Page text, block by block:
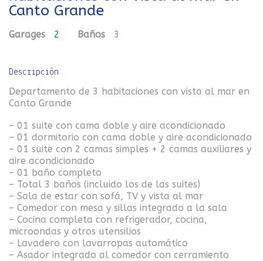
Canto Grande
Garages 2 Baños 3
Descripción
Departamento de 3 habitaciones con vista al mar en
Canto Grande
– 01 suite con cama doble y aire acondicionado
– 01 dormitorio con cama doble y aire acondicionado
– 01 suite con 2 camas simples + 2 camas auxiliares y
aire acondicionado
– 01 baño completo
– Total 3 baños (incluido los de las suites)
– Sala de estar con sofá, TV y vista al mar
– Comedor con mesa y sillas integrado a la sala
– Cocina completa con refrigerador, cocina,
microondas y otros utensilios
– Lavadero con lavarropas automático
– Asador integrado al comedor con cerramiento